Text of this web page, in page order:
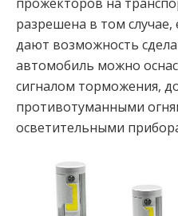
разрешена в том случае,
дают возможность
автомобиль можно
сигналом торможения,
противотуманными
осветительными